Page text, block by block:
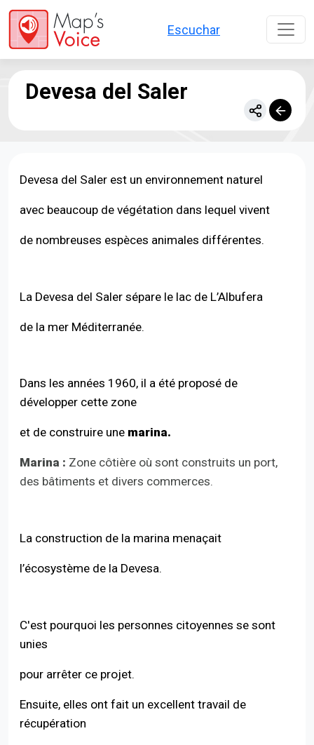
Aller au contenu principal
Escuchar
Devesa del Saler
Devesa del Saler est un environnement naturel
avec beaucoup de végétation dans lequel vivent
de nombreuses espèces animales différentes.
La Devesa del Saler sépare le lac de L’Albufera
de la mer Méditerranée.
Dans les années 1960, il a été proposé de
développer cette zone
et de construire une marina.
Marina : Zone côtière où sont construits un port,
des bâtiments et divers commerces.
La construction de la marina menaçait
l’écosystème de la Devesa.
C'est pourquoi les personnes citoyennes se sont
unies
pour arrêter ce projet.
Ensuite, elles ont fait un excellent travail de
récupération